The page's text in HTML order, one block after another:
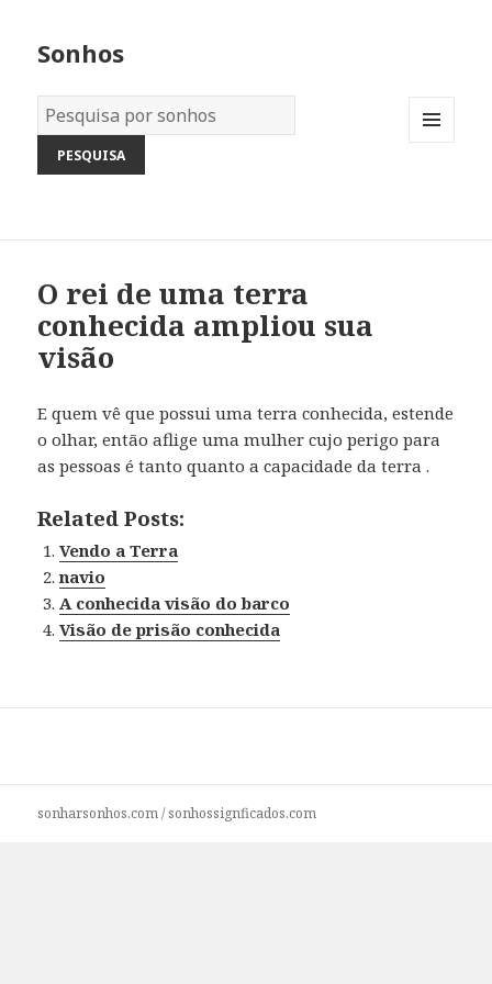
Sonhos
Dicionário
dos
Sonhos:
O rei de uma terra
conhecida ampliou sua
visão
E quem vê que possui uma terra conhecida, estende
o olhar, então aflige uma mulher cujo perigo para
as pessoas é tanto quanto a capacidade da terra .
Related Posts:
Vendo a Terra
navio
A conhecida visão do barco
Visão de prisão conhecida
sonharsonhos.com/sonhossignficados.com